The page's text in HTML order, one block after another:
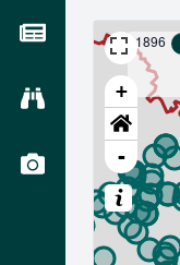
+
-
1896